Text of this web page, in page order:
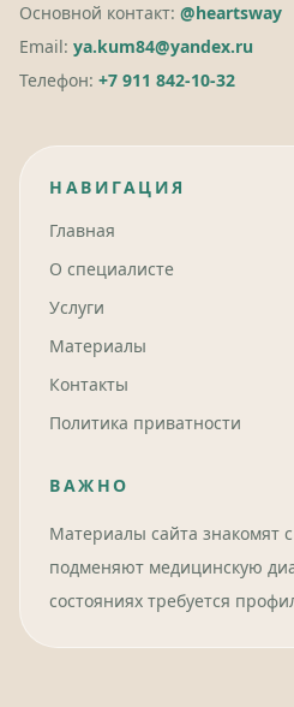
Основной контакт: @heartsway
Email: ya.kum84@yandex.ru
Телефон: +7 911 842-10-32
НАВИГАЦИЯ
Главная
О специалисте
Услуги
Материалы
Контакты
Политика приватности
ВАЖНО
Материалы сайта знакомят
подменяют медицинскую
состояниях требуется